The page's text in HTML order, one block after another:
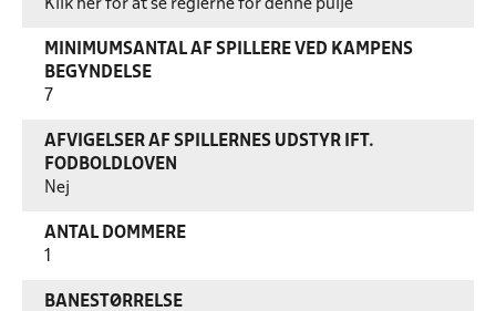
Klik her for at se reglerne for denne pulje
MINIMUMSANTAL AF SPILLERE VED KAMPENS
BEGYNDELSE
7
AFVIGELSER AF SPILLERNES UDSTYR IFT.
FODBOLDLOVEN
Nej
ANTAL DOMMERE
BANESTØRRELSE